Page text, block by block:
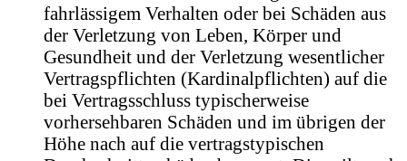
fahrlässigem Verhalten oder bei Schäden aus
der Verletzung von Leben, Körper und
Gesundheit und der Verletzung wesentlicher
Vertragspflichten (Kardinalpflichten) auf die
bei Vertragsschluss typischerweise
vorhersehbaren Schäden und im übrigen der
Höhe nach auf die vertragstypischen